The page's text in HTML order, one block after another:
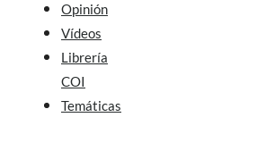
Opinión
Vídeos
Librería
COI
Temáticas